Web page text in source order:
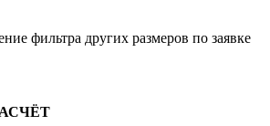
фильтра других размеров по заявке